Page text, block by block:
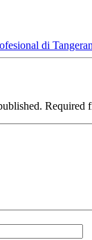
di
Required